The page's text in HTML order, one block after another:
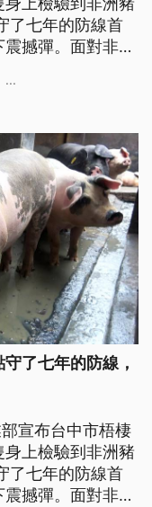
了七年的防線首
撼彈。面對非洲
...
了七年的防線，
宣布台中市梧棲
上檢驗到非洲豬
了七年的防線首
撼彈。面對非洲